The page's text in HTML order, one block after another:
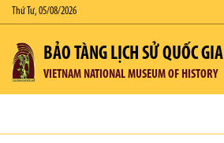
Thứ Tư, 05/08/2026
BẢO TÀNG LỊCH SỬ QUỐC GIA
VIETNAM NATIONAL MUSEUM OF HISTORY